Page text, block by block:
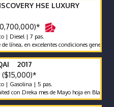
HSE LUXURY
| Diesel | 7 pas.
en excelentes condiciones generales.
2017
($15,000)*
| Gasolina | 5 pas.
Dreka mes de Mayo hoja en Blanco